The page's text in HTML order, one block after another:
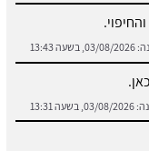
03/08/2026, בשעה 13:31
03/08/2026, בשעה 14:01
שלד.